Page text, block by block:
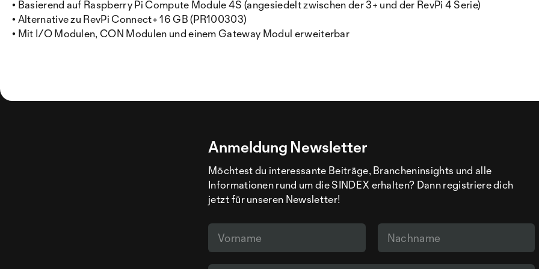
• Basierend auf Raspberry Pi Compute Module 4S (angesiedelt zwischen der 3+ und der RevPi 4 Serie)
• Alternative zu RevPi Connect+ 16 GB (PR100303)
• Mit I/O Modulen, CON Modulen und einem Gateway Modul erweiterbar
Anmeldung Newsletter
Möchtest du interessante Beiträge, Brancheninsights und alle
Informationen rund um die SINDEX erhalten? Dann registriere dich
jetzt für unseren Newsletter!